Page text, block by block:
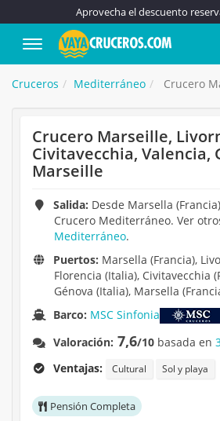
Aprovecha el descuento
Cruceros Mediterráneo Crucero
Crucero Marseille,
Civitavecchia, Valencia,
Marseille
Salida: Desde Marsella
Crucero Mediterráneo. Ver
Mediterráneo.
Puertos: Marsella (Francia),
Florencia (Italia), Civitavecchia
Génova (Italia), Marsella
Barco: MSC Sinfonia
Valoración: 7,6/10 basada en
Ventajas:
Cultural Sol y playa
Pensión Completa